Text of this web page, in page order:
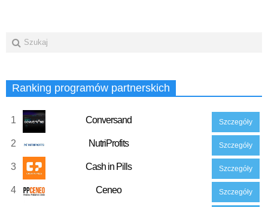
Ranking programów partnerskich
1 Conversand Szczegóły
2 NutriProfits Szczegóły
3 Cash in Pills Szczegóły
4 Ceneo Szczegóły